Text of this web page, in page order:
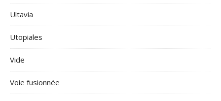
Ultavia
Utopiales
Vide
Voie fusionnée